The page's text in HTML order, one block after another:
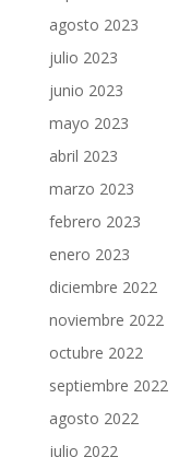
agosto 2023
julio 2023
junio 2023
mayo 2023
abril 2023
marzo 2023
febrero 2023
enero 2023
diciembre 2022
noviembre 2022
octubre 2022
septiembre 2022
agosto 2022
julio 2022